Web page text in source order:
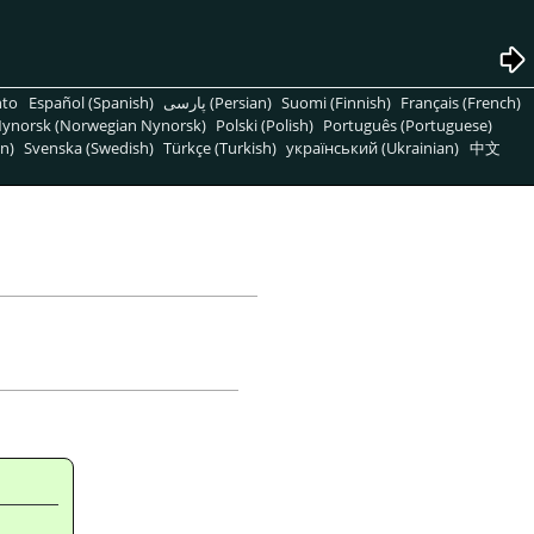
Español (Spanish) پارسی (Persian) Suomi (Finnish) Français (French)
(Norwegian Nynorsk) Polski (Polish) Português (Portuguese)
Svenska (Swedish) Türkçe (Turkish) український (Ukrainian) 中文